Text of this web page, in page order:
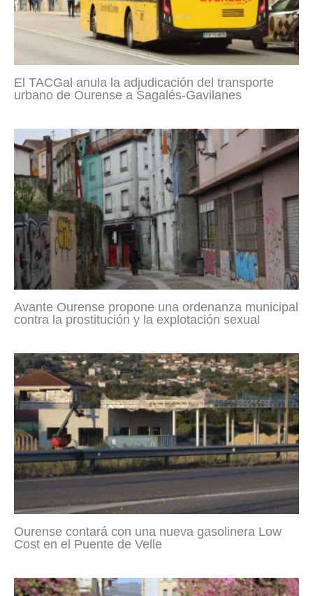
El TACGal anula la adjudicación del transporte
urbano de Ourense a Sagalés-Gavilanes
Avante Ourense propone una ordenanza municipal
contra la prostitución y la explotación sexual
Ourense contará con una nueva gasolinera Low
Cost en el Puente de Velle